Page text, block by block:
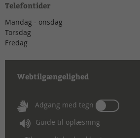
Telefontider
Mandag - onsdag
Torsdag
Fredag
Webtilgængelighed
Adgang med tegn Tænd
eller
sluk
for
Guide til oplæsning